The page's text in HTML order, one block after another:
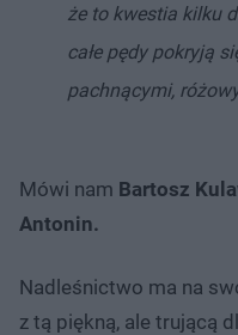
że to kwestia kilku
całe pędy pokryją
pachnącymi,
Mówi nam Bartosz
Antonin.
Nadleśnictwo ma na
z tą piękną, ale trującą